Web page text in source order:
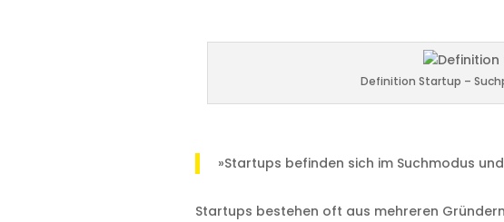
Definition Startup –
»Startups befinden sich im Suchmodus
Startups bestehen oft aus mehreren